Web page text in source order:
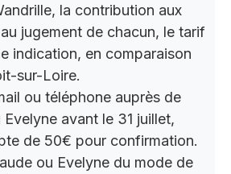
la contribution aux
jugement de chacun, le tarif
indication, en comparaison
sur-Loire.
ou téléphone auprès de
avant le 31 juillet,
de 50€ pour confirmation.
ou Evelyne du mode de